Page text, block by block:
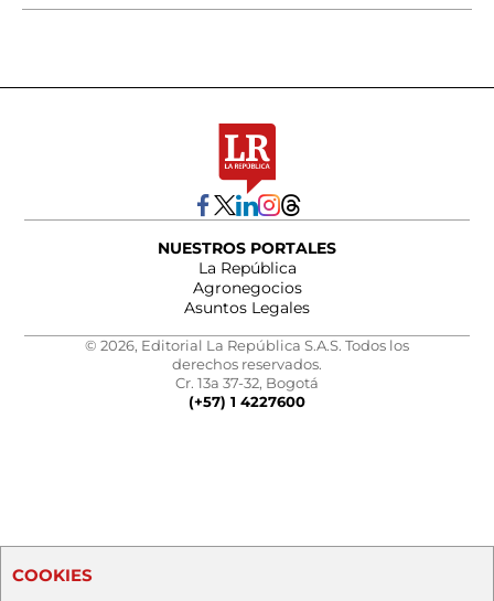
NUESTROS PORTALES
La República
Agronegocios
Asuntos Legales
© 2026, Editorial La República S.A.S. Todos los
derechos reservados.
Cr. 13a 37-32, Bogotá
(+57) 1 4227600
COOKIES